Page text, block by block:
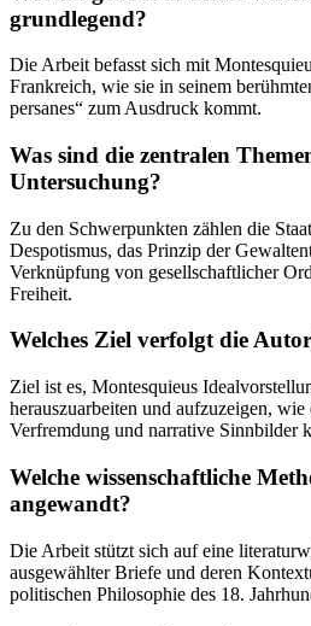
grundlegend?
Die Arbeit befasst sich mit
Frankreich, wie sie in seinem
persanes“ zum Ausdruck kommt.
Was sind die zentralen
Untersuchung?
Zu den Schwerpunkten zählen die
Despotismus, das Prinzip der
Verknüpfung von gesellschaftlicher
Freiheit.
Welches Ziel verfolgt die
Ziel ist es, Montesquieus
herauszuarbeiten und aufzuzeigen, wie
Verfremdung und narrative Sinnbilder
Welche wissenschaftliche
angewandt?
Die Arbeit stützt sich auf eine
ausgewählter Briefe und deren
politischen Philosophie des 18.